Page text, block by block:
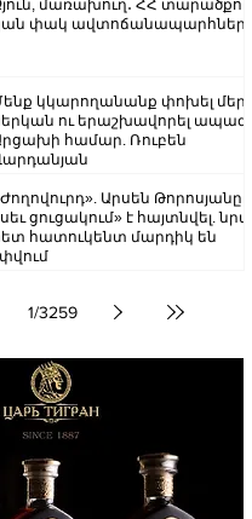
մառախուղ․ ՀՀ տարածքում
փակ ավտոճանապարհներ
կկարողանանք փոխել մեր
ու երաշխավորել ապագա
համար. Ռուբեն
Արսեն Թորոսյանը
ցուցակում» է հայտնվել. նրա
հատուկենտ մարդիկ են
1/3259